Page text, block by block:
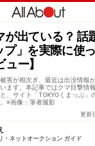
が出ている？ 話
プ」を実際に使
ュー】
害が相次ぎ、最近は出没情報
ます。本記事ではクマ目撃情
、サイト「TOKYOくまっぷ」
※画像：筆者撮影
更新
・ネットオークション ガイド